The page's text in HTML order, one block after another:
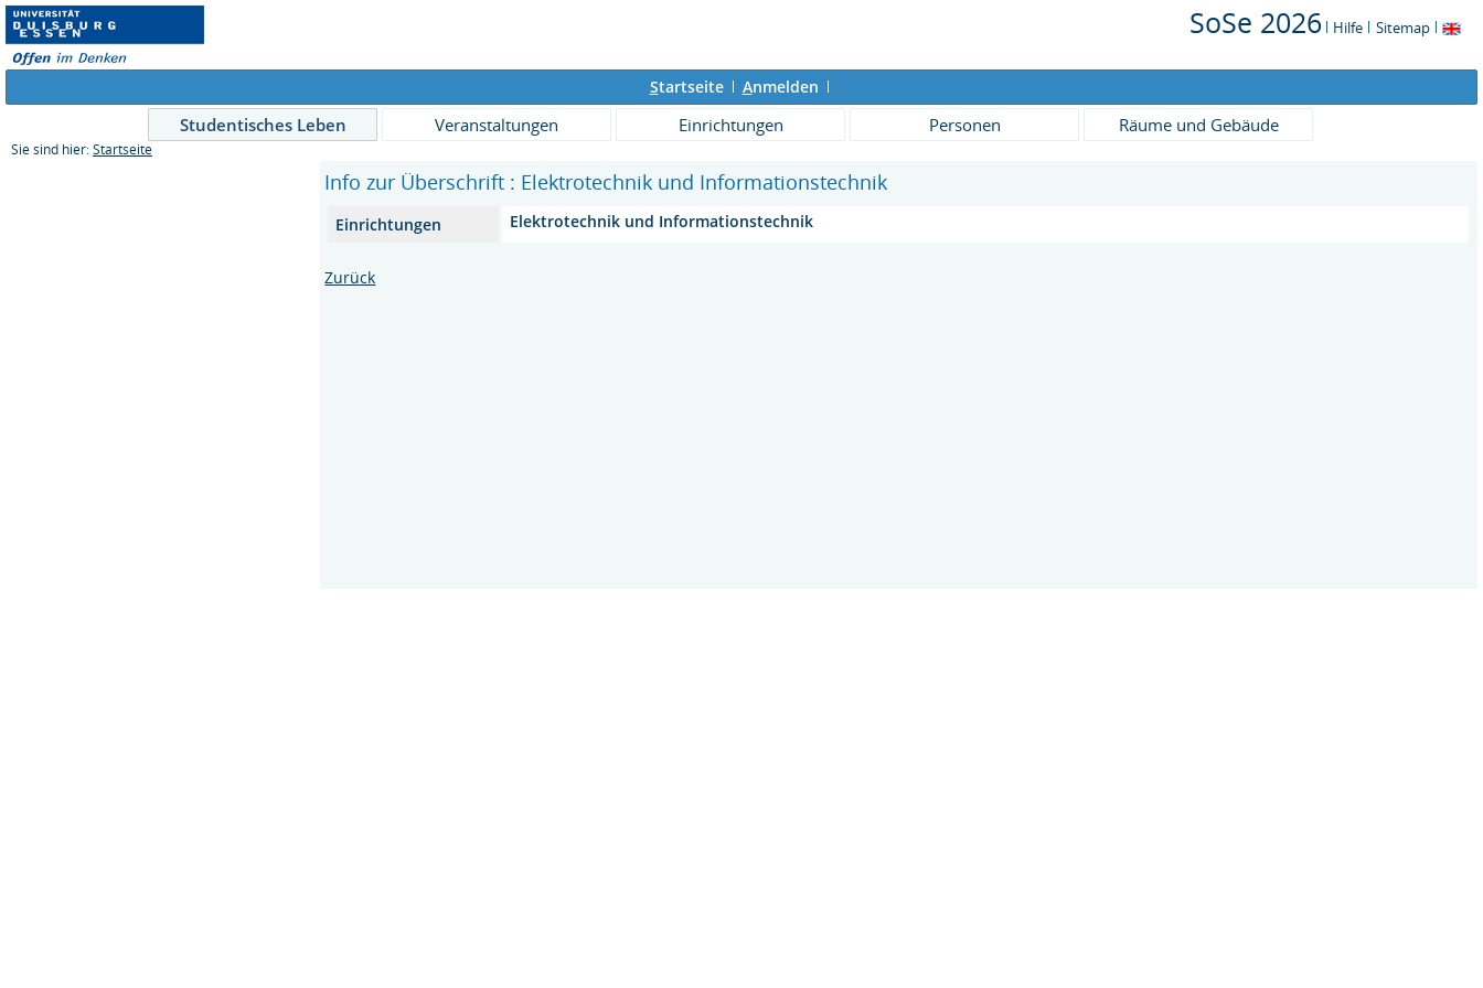
SoSe 2026 Hilfe Sitemap
Startseite Anmelden
Studentisches Leben Veranstaltungen Einrichtungen Personen Räume und Gebäude
Sie sind hier: Startseite
Info zur Überschrift : Elektrotechnik und Informationstechnik
Einrichtungen Elektrotechnik und Informationstechnik
Zurück